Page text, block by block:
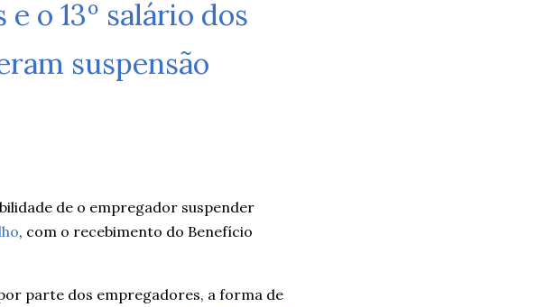
o 13º salário dos
suspensão
de o empregador suspender
, com o recebimento do Benefício
parte dos empregadores, a forma de